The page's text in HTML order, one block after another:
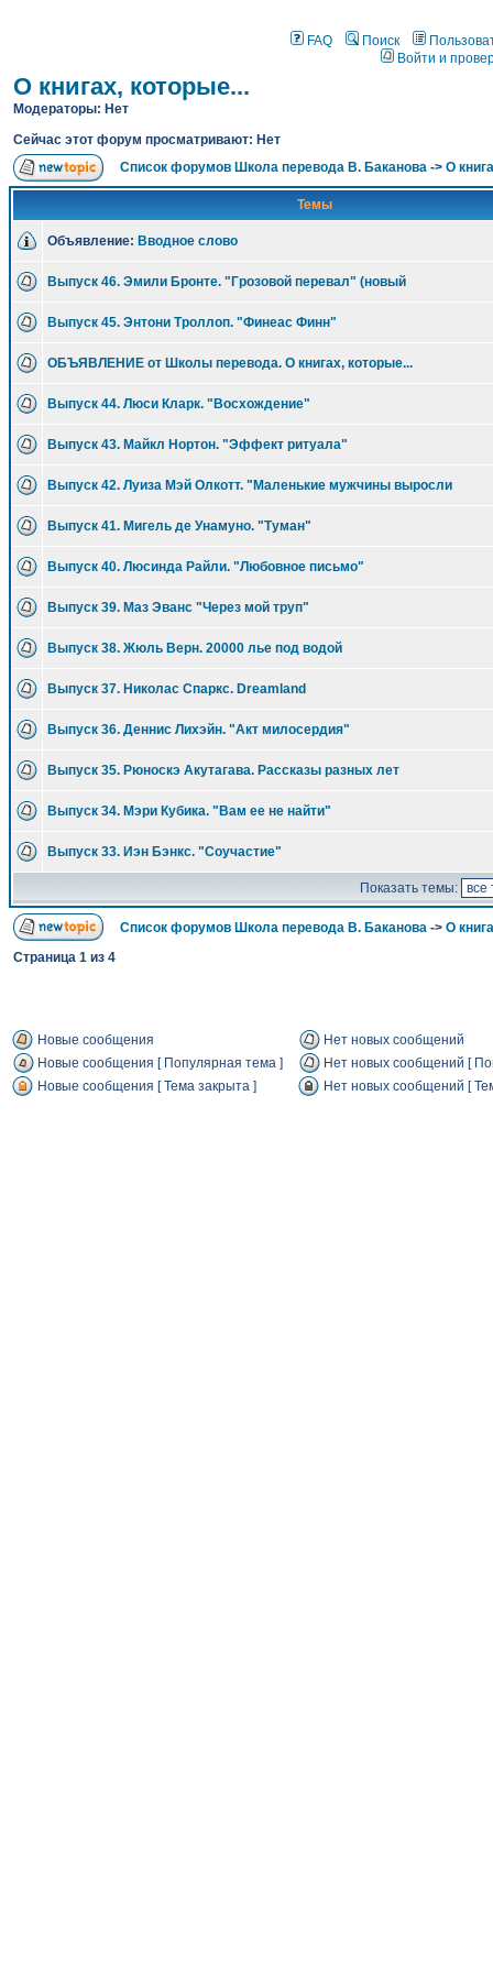
FAQ Поиск
Войти и
О книгах, которые...
Модераторы: Нет
Сейчас этот форум просматривают: Нет
Список форумов Школа перевода В. Баканова -> О
Темы
Объявление: Вводное слово
Выпуск 46. Эмили Бронте. "Грозовой перевал" (новый
Выпуск 45. Энтони Троллоп. "Финеас Финн"
ОБЪЯВЛЕНИЕ от Школы перевода. О книгах, которые...
Выпуск 44. Люси Кларк. "Восхождение"
Выпуск 43. Майкл Нортон. "Эффект ритуала"
Выпуск 42. Луиза Мэй Олкотт. "Маленькие мужчины выросли
Выпуск 41. Мигель де Унамуно. "Туман"
Выпуск 40. Люсинда Райли. "Любовное письмо"
Выпуск 39. Маз Эванс "Через мой труп"
Выпуск 38. Жюль Верн. 20000 лье под водой
Выпуск 37. Николас Спаркс. Dreamland
Выпуск 36. Деннис Лихэйн. "Акт милосердия"
Выпуск 35. Рюноскэ Акутагава. Рассказы разных лет
Выпуск 34. Мэри Кубика. "Вам ее не найти"
Выпуск 33. Иэн Бэнкс. "Соучастие"
Показать темы:
Список форумов Школа перевода В. Баканова -> О
Страница 1 из 4
Новые сообщения
Нет новых сообщений
Новые сообщения [ Популярная тема ]
Нет новых сообщений [
Новые сообщения [ Тема закрыта ]
Нет новых сообщений [